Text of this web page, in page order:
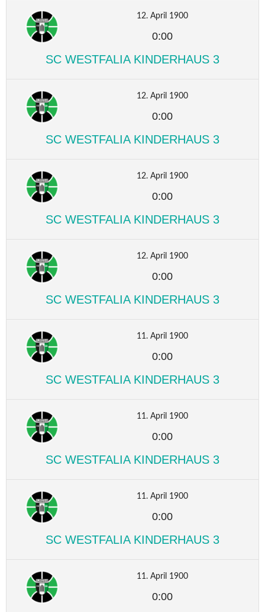
12. April 1900
0:00
SC WESTFALIA KINDERHAUS 3
12. April 1900
0:00
SC WESTFALIA KINDERHAUS 3
12. April 1900
0:00
SC WESTFALIA KINDERHAUS 3
12. April 1900
0:00
SC WESTFALIA KINDERHAUS 3
11. April 1900
0:00
SC WESTFALIA KINDERHAUS 3
11. April 1900
0:00
SC WESTFALIA KINDERHAUS 3
11. April 1900
0:00
SC WESTFALIA KINDERHAUS 3
11. April 1900
0:00